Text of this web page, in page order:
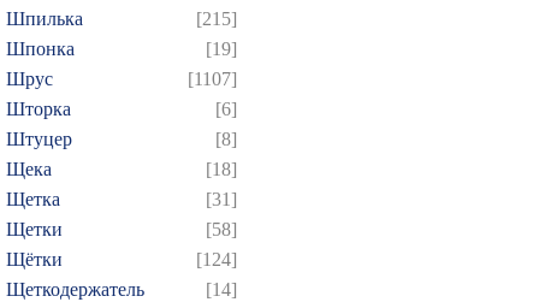
Шпилька
[215]
Шпонка
[19]
Шрус
[1107]
Шторка
[6]
Штуцер
[8]
Щека
[18]
Щетка
[31]
Щетки
[58]
Щётки
[124]
Щеткодержатель
[14]